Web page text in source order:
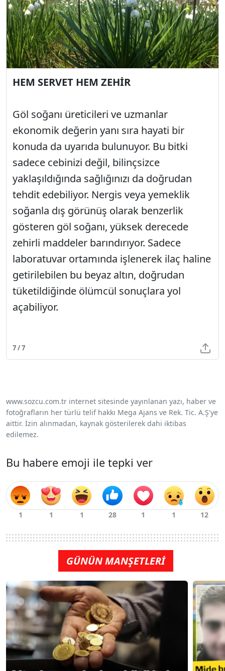
HEM SERVET HEM ZEHİR
Göl soğanı üreticileri ve uzmanlar
ekonomik değerin yanı sıra hayati bir
konuda da uyarıda bulunuyor. Bu bitki
sadece cebinizi değil, bilinçsizce
yaklaşıldığında sağlığınızı da doğrudan
tehdit edebiliyor. Nergis veya yemeklik
soğanla dış görünüş olarak benzerlik
gösteren göl soğanı, yüksek derecede
zehirli maddeler barındırıyor. Sadece
laboratuvar ortamında işlenerek ilaç haline
getirilebilen bu beyaz altın, doğrudan
tüketildiğinde ölümcül sonuçlara yol
açabiliyor.
7 / 7
www.sozcu.com.tr internet sitesinde yayınlanan yazı, haber ve
fotoğrafların her türlü telif hakkı Mega Ajans ve Rek. Tic. A.Ş'ye
aittir. İzin alınmadan, kaynak gösterilerek dahi iktibas
edilemez.
Bu habere emoji ile tepki ver
GÜNÜN MANŞETLERİ